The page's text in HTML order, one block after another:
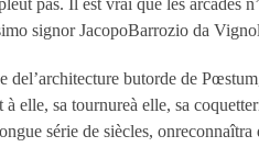
pas. Il est vrai que les arcades
signor JacopoBarrozio da
butorde de
elle, sa tournureà elle, sa
série de siècles,